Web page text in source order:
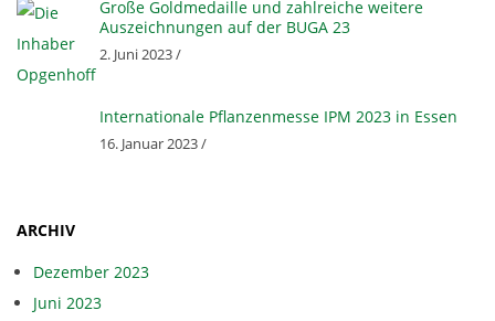
Große Goldmedaille und zahlreiche weitere
Auszeichnungen auf der BUGA 23
2. Juni 2023 /
Internationale Pflanzenmesse IPM 2023 in Essen
16. Januar 2023 /
ARCHIV
Dezember 2023
Juni 2023